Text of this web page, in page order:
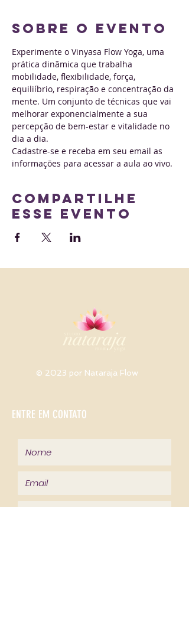
Sobre o evento
Experimente o Vinyasa Flow Yoga, uma
prática dinãmica que trabalha
mobilidade, flexibilidade, força,
equiliíbrio, respiração e concentração da
mente. Um conjunto de técnicas que vai
melhorar exponencialmente a sua
percepção de bem-estar e vitalidade no
dia a dia.
Cadastre-se e receba em seu email as
informações para acessar a aula ao vivo.
Compartilhe
esse evento
© 2023 por Nataraja Flow
ENTRE EM CONTATO